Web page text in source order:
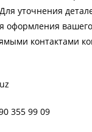
уточнения
оформления
контактами
355 99 09